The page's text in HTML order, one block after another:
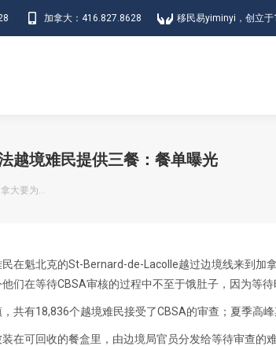
加拿大：416.827.8628 移民易yiminyi，创立于
越境难民提供三餐：餐单曝光
大要为…
在魁北克的St-Bernard-de-Lacolle越过边境线来到加
们在等待CBSA审核的过程中不至于饿肚子，因为等待
共有18,836个越境难民接受了CBSA的审查；夏季高
在可回收的餐盒里，由边境局官员分发给等待审查